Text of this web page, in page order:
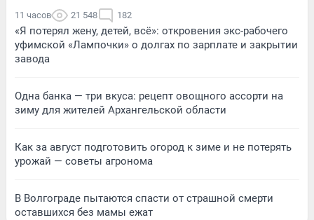
11 часов 21 548 182
«Я потерял жену, детей, всё»: откровения экс-рабочего
уфимской «Лампочки» о долгах по зарплате и закрытии
завода
Одна банка — три вкуса: рецепт овощного ассорти на
зиму для жителей Архангельской области
Как за август подготовить огород к зиме и не потерять
урожай — советы агронома
В Волгограде пытаются спасти от страшной смерти
оставшихся без мамы ежат